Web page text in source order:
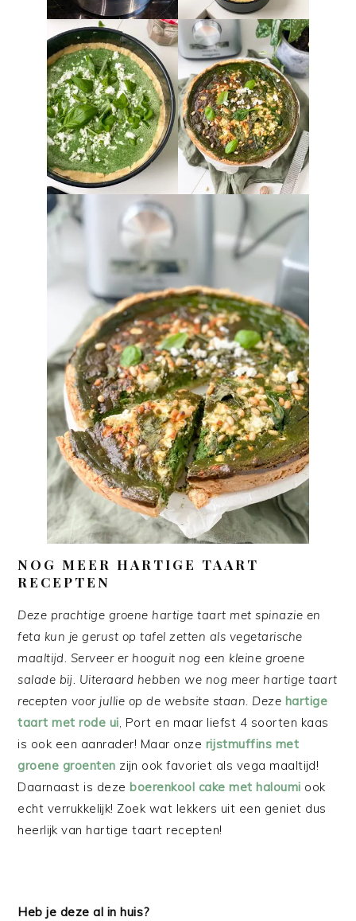
NOG MEER HARTIGE TAART
RECEPTEN
Deze prachtige groene hartige taart met spinazie en
feta kun je gerust op tafel zetten als vegetarische
maaltijd. Serveer er hooguit nog een kleine groene
salade bij. Uiteraard hebben we nog meer hartige taart
recepten voor jullie op de website staan. Deze hartige
taart met rode ui , Port en maar liefst 4 soorten kaas
is ook een aanrader! Maar onze rijstmuffins met
groene groenten zijn ook favoriet als vega maaltijd!
Daarnaast is dezeboerenkool cake met haloumi ook
echt verrukkelijk! Zoek wat lekkers uit een geniet dus
heerlijk van hartige taart recepten!
Heb je deze al in huis?